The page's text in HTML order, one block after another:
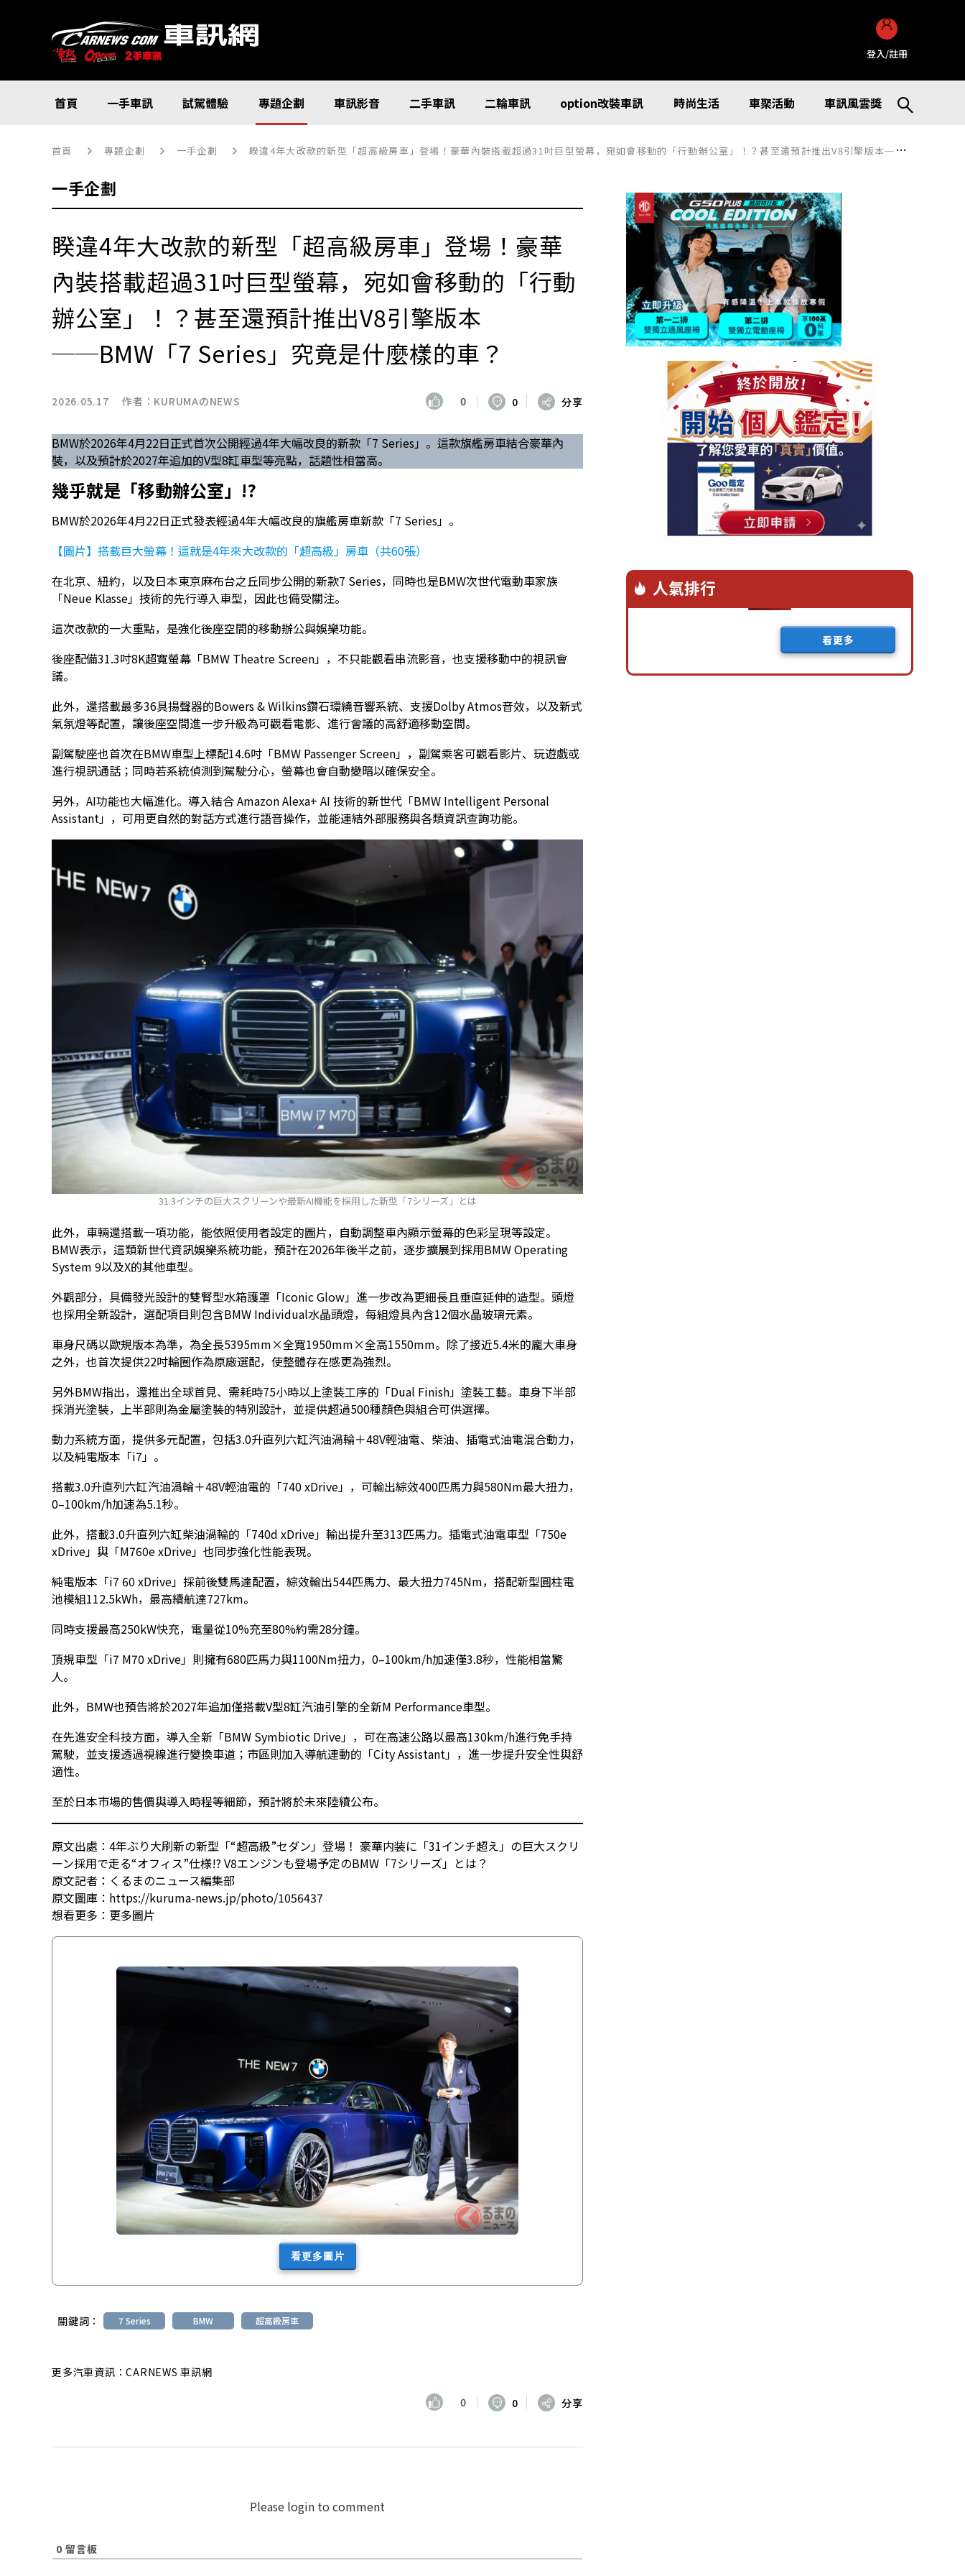
登入/註冊
首頁 一手車訊 試駕體驗 專題企劃 車訊影音 二手車訊 二輪車訊 option改裝車訊 時尚生活 車聚活動 車訊風雲獎
首頁 專題企劃 一手企劃 睽違4年大改款的新型「超高級房車」登場！豪華內裝搭載超過31吋巨型螢幕，宛如會移動的「行動辦公室」！？甚至還預計推出V8引擎版本──BMW「7 Series」究竟是什麼樣的車？
一手企劃
睽違4年大改款的新型「超高級房車」登場！豪華
內裝搭載超過31吋巨型螢幕，宛如會移動的「行動
辦公室」！？甚至還預計推出V8引擎版本
──BMW「7 Series」究竟是什麼樣的車？
2026.05.17 作者： KURUMAのNEWS 0 0 分享
BMW於2026年4月22日正式首次公開經過4年大幅改良的新款「7 Series」。這款旗艦房車結合豪華內
裝，以及預計於2027年追加的V型8缸車型等亮點，話題性相當高。
幾乎就是「移動辦公室」!?
BMW於2026年4月22日正式發表經過4年大幅改良的旗艦房車新款「7 Series」。
【圖片】搭載巨大螢幕！這就是4年來大改款的「超高級」房車（共60張）
在北京、紐約，以及日本東京麻布台之丘同步公開的新款7 Series，同時也是BMW次世代電動車家族
「Neue Klasse」技術的先行導入車型，因此也備受關注。
這次改款的一大重點，是強化後座空間的移動辦公與娛樂功能。
後座配備31.3吋8K超寬螢幕「BMW Theatre Screen」，不只能觀看串流影音，也支援移動中的視訊會
議。
此外，還搭載最多36具揚聲器的Bowers & Wilkins鑽石環繞音響系統、支援Dolby Atmos音效，以及新式
氣氛燈等配置，讓後座空間進一步升級為可觀看電影、進行會議的高舒適移動空間。
副駕駛座也首次在BMW車型上標配14.6吋「BMW Passenger Screen」，副駕乘客可觀看影片、玩遊戲或
進行視訊通話；同時若系統偵測到駕駛分心，螢幕也會自動變暗以確保安全。
另外，AI功能也大幅進化。導入結合 Amazon Alexa+ AI 技術的新世代「BMW Intelligent Personal
Assistant」，可用更自然的對話方式進行語音操作，並能連結外部服務與各類資訊查詢功能。
31.3インチの巨大スクリーンや最新AI機能を採用した新型「7シリーズ」とは
此外，車輛還搭載一項功能，能依照使用者設定的圖片，自動調整車內顯示螢幕的色彩呈現等設定。
BMW表示，這類新世代資訊娛樂系統功能，預計在2026年後半之前，逐步擴展到採用BMW Operating
System 9以及X的其他車型。
外觀部分，具備發光設計的雙腎型水箱護罩「Iconic Glow」進一步改為更細長且垂直延伸的造型。頭燈
也採用全新設計，選配項目則包含BMW Individual水晶頭燈，每組燈具內含12個水晶玻璃元素。
車身尺碼以歐規版本為準，為全長5395mm×全寬1950mm×全高1550mm。除了接近5.4米的龐大車身
之外，也首次提供22吋輪圈作為原廠選配，使整體存在感更為強烈。
另外BMW指出，還推出全球首見、需耗時75小時以上塗裝工序的「Dual Finish」塗裝工藝。車身下半部
採消光塗裝，上半部則為金屬塗裝的特別設計，並提供超過500種顏色與組合可供選擇。
動力系統方面，提供多元配置，包括3.0升直列六缸汽油渦輪＋48V輕油電、柴油、插電式油電混合動力，
以及純電版本「i7」。
搭載3.0升直列六缸汽油渦輪＋48V輕油電的「740 xDrive」，可輸出綜效400匹馬力與580Nm最大扭力，
0–100km/h加速為5.1秒。
此外，搭載3.0升直列六缸柴油渦輪的「740d xDrive」輸出提升至313匹馬力。插電式油電車型「750e
xDrive」與「M760e xDrive」也同步強化性能表現。
純電版本「i7 60 xDrive」採前後雙馬達配置，綜效輸出544匹馬力、最大扭力745Nm，搭配新型圓柱電
池模組112.5kWh，最高續航達727km。
同時支援最高250kW快充，電量從10%充至80%約需28分鐘。
頂規車型「i7 M70 xDrive」則擁有680匹馬力與1100Nm扭力，0–100km/h加速僅3.8秒，性能相當驚
人。
此外，BMW也預告將於2027年追加僅搭載V型8缸汽油引擎的全新M Performance車型。
在先進安全科技方面，導入全新「BMW Symbiotic Drive」，可在高速公路以最高130km/h進行免手持
駕駛，並支援透過視線進行變換車道；市區則加入導航連動的「City Assistant」，進一步提升安全性與舒
適性。
至於日本市場的售價與導入時程等細節，預計將於未來陸續公布。
原文出處：4年ぶり大刷新の新型「“超高級”セダン」登場！ 豪華内装に「31インチ超え」の巨大スクリ
ーン採用で走る“オフィス”仕様!? V8エンジンも登場予定のBMW「7シリーズ」とは？
原文記者：くるまのニュース編集部
原文圖庫：https://kuruma-news.jp/photo/1056437
想看更多： 更多圖片
看更多圖片
關鍵詞： 7 Series BMW 超高級房車
更多汽車資訊：CARNEWS 車訊網
0 0 分享
Please login to comment
0 留言板
人氣排行
看更多